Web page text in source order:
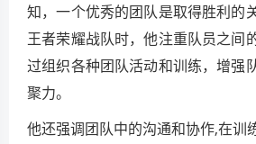
知，一个优秀的团队是取得胜利的
王者荣耀战队时，他注重队员之间
过组织各种团队活动和训练，增强
聚力。
他还强调团队中的沟通和协作,在训